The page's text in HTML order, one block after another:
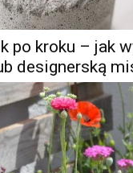
po kroku – jak
designerską